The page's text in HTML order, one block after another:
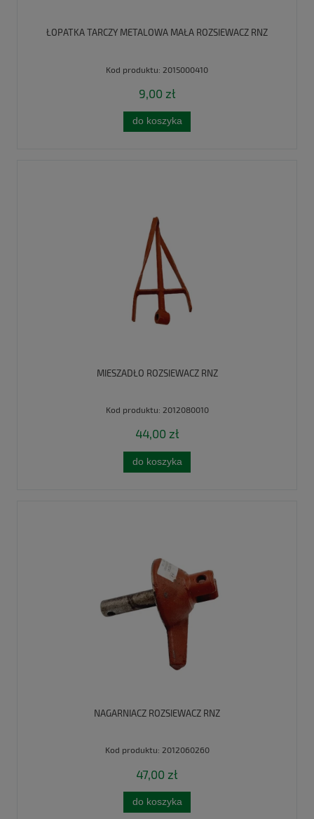
ŁOPATKA TARCZY METALOWA MAŁA ROZSIEWACZ RNZ
Kod produktu: 2015000410
9,00 zł
do koszyka
MIESZADŁO ROZSIEWACZ RNZ
Kod produktu: 2012080010
44,00 zł
do koszyka
NAGARNIACZ ROZSIEWACZ RNZ
Kod produktu: 2012060260
47,00 zł
do koszyka